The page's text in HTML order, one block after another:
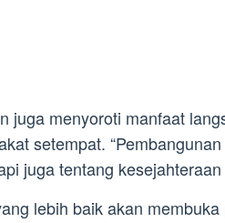
juga menyoroti manfaat
setempat.
juga tentang
lebih baik akan